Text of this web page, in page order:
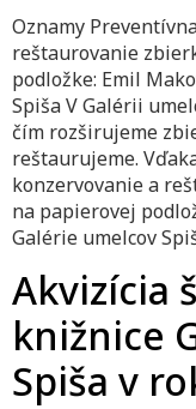
Oznamy
reštaurovanie
podložke: Emil
Spiša V Galérii
čím rozširujeme
reštaurujeme.
konzervovanie a
na papierovej
Galérie umelcov
Akvizícia
knižnice
Spiša v